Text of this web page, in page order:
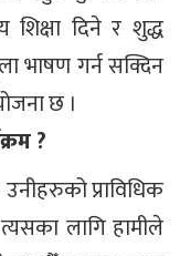
दिने र शुद्ध
भाषण गर्न सक्दिन
छ ।
?
प्राविधिक
लागि हामीले